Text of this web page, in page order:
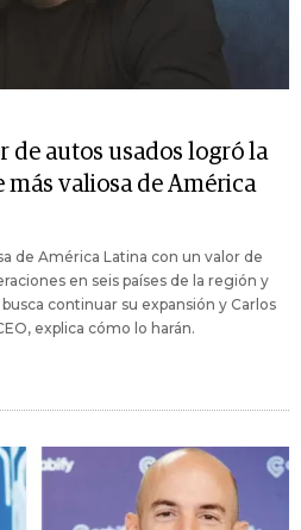
de autos usados logró la
valiosa de América
de América Latina con un valor de
en seis países de la región y
continuar su expansión y Carlos
explica cómo lo harán.